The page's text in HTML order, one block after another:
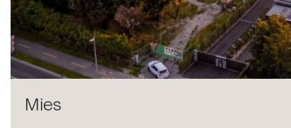
Vendre
Mies